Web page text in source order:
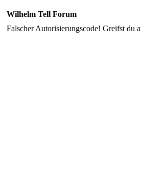
Wilhelm Tell Forum
Falscher Autorisierungscode! Greifst du